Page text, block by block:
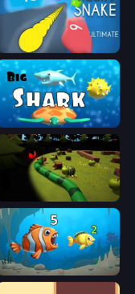
Helix Snake
Big Shark
Axy Snake 3D
Hungry Ocean: Eat, Feed and Grow Fish